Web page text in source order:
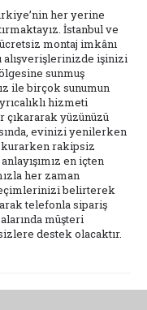
her yerine
İstanbul ve
montaj imkânı
alışverişlerinizde işinizi
sunmuş
ile birçok sunumun
hizmeti
çıkararak yüzünüzü
evinizi yenilerken
kurarken rakipsiz
en içten
her zaman
belirterek
telefonla sipariş
müşteri
destek olacaktır.